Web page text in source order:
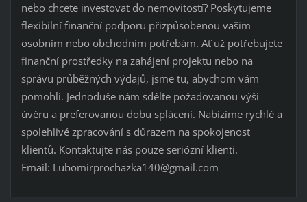
nebo chcete investovat do nemovitostí? Poskytujeme
flexibilní finanční podporu přizpůsobenou vašim
osobním nebo obchodním potřebám. Ať už potřebujete
finanční prostředky na zahájení projektu nebo na
správu průběžných výdajů, jsme tu, abychom vám
pomohli. Jednoduše nám sdělte požadovanou výši
úvěru a preferovanou dobu splácení. Nabízíme rychlé a
spolehlivé zpracování s důrazem na spokojenost
klientů. Kontaktujte nás pouze seriózní klienti.
Email: Lubomirprochazka140@gmail.com